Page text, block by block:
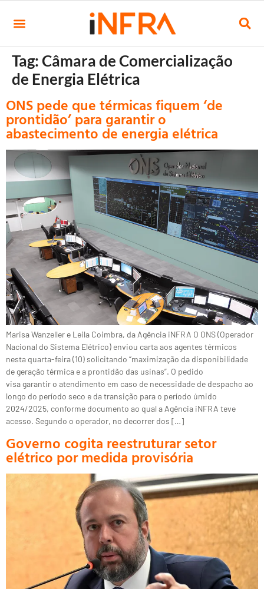
Tag:Câmara de Comercialização
de Energia Elétrica
ONS pede que térmicas fiquem ‘de
prontidão’ para garantir o
abastecimento de energia elétrica
Marisa Wanzeller e Leila Coimbra, da Agência iNFRA O ONS (Operador
Nacional do Sistema Elétrico) enviou carta aos agentes térmicos
nesta quarta-feira (10) solicitando “maximização da disponibilidade
de geração térmica e a prontidão das usinas”. O pedido
visa garantir o atendimento em caso de necessidade de despacho ao
longo do período seco e da transição para o período úmido
2024/2025, conforme documento ao qual a Agência iNFRA teve
acesso. Segundo o operador, no decorrer dos […]
Governo cogita reestruturar setor
elétrico por medida provisória